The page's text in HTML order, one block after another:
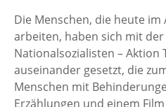
Die Menschen, die heute
arbeiten, haben sich mit
Nationalsozialisten – Aktion
auseinander gesetzt, die
Menschen mit
Erzählungen und einem